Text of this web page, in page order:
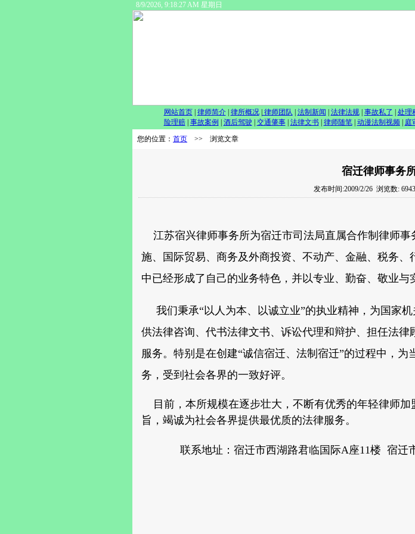
8/9/2026, 9:18:27 AM 星期日
网站首页 律师简介 律所概况 律师团队 法制新闻 法律法规 事故私了 处理
险理赔
事故案例 酒后驾驶 交通肇事 法律文书 律师随笔| 动漫法制视频| 庭
您的位置： 首页 >> 浏览文章
宿迁律师事务
发布时间:2009/2/26 浏览数:
江苏宿兴律师事务所为宿迁市司法局直属合作制律师
施、国际贸易、商务及外商投资、不动产、金融、税务
中已经形成了自己的业务特色，并以专业、勤奋、敬业与
我们秉承“以人为本、以诚立业”的执业精神，为国家机
供法律咨询、代书法律文书、诉讼代理和辩护、担任法
服务。特别是在创建“诚信宿迁、法制宿迁”的过程中，
务，受到社会各界的一致好评。
目前，本所规模在逐步壮大，不断有优秀的年轻律师
旨，竭诚为社会各界提供最优质的法律服务。
联系地址：宿迁市西湖路君临国际A座11楼 宿迁